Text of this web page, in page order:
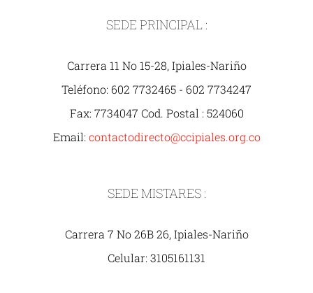
SEDE PRINCIPAL :
Carrera 11 No 15-28, Ipiales-Nariño
Teléfono: 602 7732465 - 602 7734247
Fax: 7734047 Cod. Postal : 524060
Email: contactodirecto@ccipiales.org.co
SEDE MISTARES :
Carrera 7 No 26B 26, Ipiales-Nariño
Celular: 3105161131